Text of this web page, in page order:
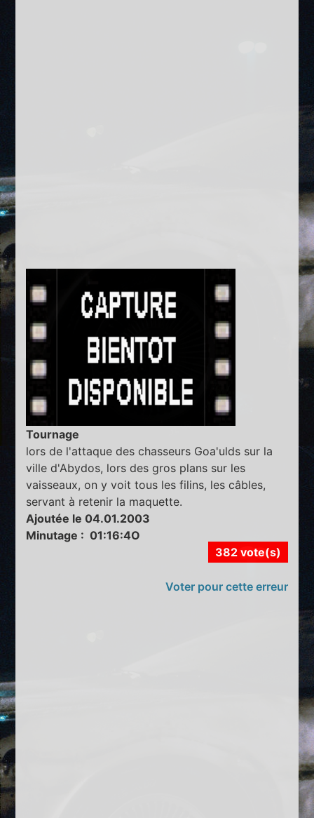
Tournage
lors de l'attaque des chasseurs Goa'ulds sur la
ville d'Abydos, lors des gros plans sur les
vaisseaux, on y voit tous les filins, les câbles,
servant à retenir la maquette.
Ajoutée le 04.01.2003
Minutage : 01:16:4O
382 vote(s)
Voter pour cette erreur